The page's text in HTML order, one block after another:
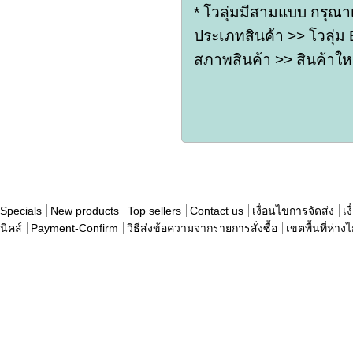
* โวลุ่มมีสามแบบ กรุณา
ประเภทสินค้า >> โวลุ่
สภาพสินค้า >> สินค้าใ
Specials New products Top sellers Contact us เงื่อนไขการจัดส่ง
เ
นิคส์
Payment-Confirm วิธีส่งข้อความจากรายการสั่งซื้อ เขตพื้นที่ห่าง